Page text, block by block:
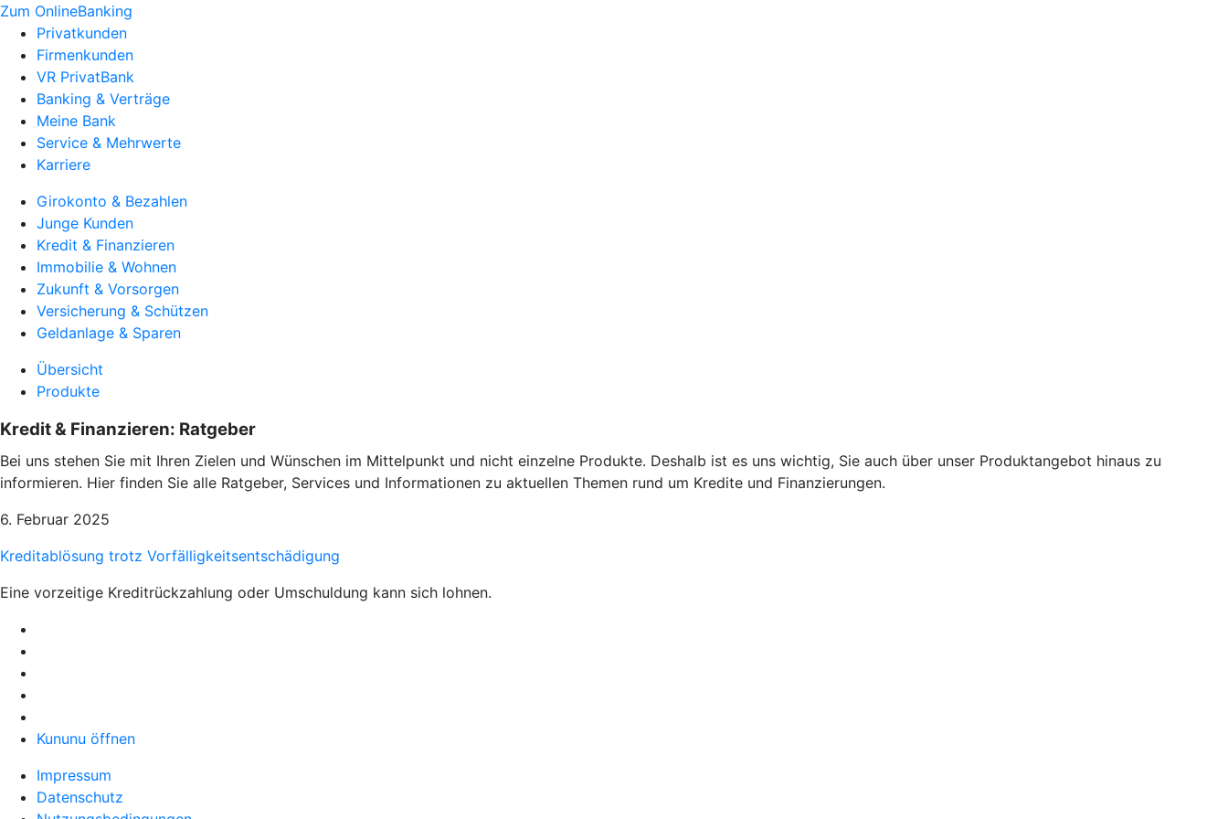
Zum OnlineBanking
Privatkunden
Firmenkunden
VR PrivatBank
Banking & Verträge
Meine Bank
Service & Mehrwerte
Karriere
Girokonto & Bezahlen
Junge Kunden
Kredit & Finanzieren
Immobilie & Wohnen
Zukunft & Vorsorgen
Versicherung & Schützen
Geldanlage & Sparen
Übersicht
Produkte
Kredit & Finanzieren: Ratgeber
Bei uns stehen Sie mit Ihren Zielen und Wünschen im Mittelpunkt und nicht einzelne Produkte. Deshalb ist es uns wichtig, Sie auch über unser Produktangebot hinaus zu
informieren. Hier finden Sie alle Ratgeber, Services und Informationen zu aktuellen Themen rund um Kredite und Finanzierungen.
6. Februar 2025
Kreditablösung trotz Vorfälligkeitsentschädigung
Eine vorzeitige Kreditrückzahlung oder Umschuldung kann sich lohnen.
Kununu öffnen
Impressum
Datenschutz